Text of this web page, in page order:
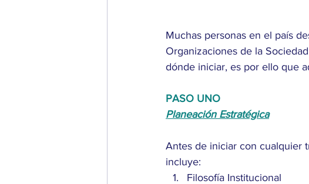
Muchas personas en el país
Organizaciones de la
dónde iniciar, es por ello que
PASO UNO
Planeación Estratégica
Antes de iniciar con cualquier
incluye:
Filosofía Institucional